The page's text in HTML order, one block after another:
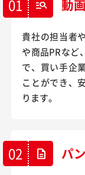
01 manage_search 動
貴社の担当者
や商品PRなど
で、買い手企
ことができ、
ります。
02 description パ